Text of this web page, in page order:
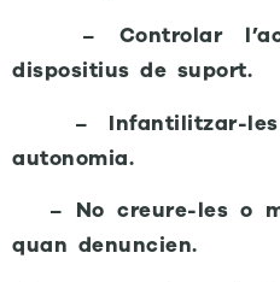
– Controlar
dispositius de suport.
– Infantilitzar-les
autonomia.
– No creure-les o
quan denuncien.